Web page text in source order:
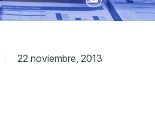
22 noviembre, 2013